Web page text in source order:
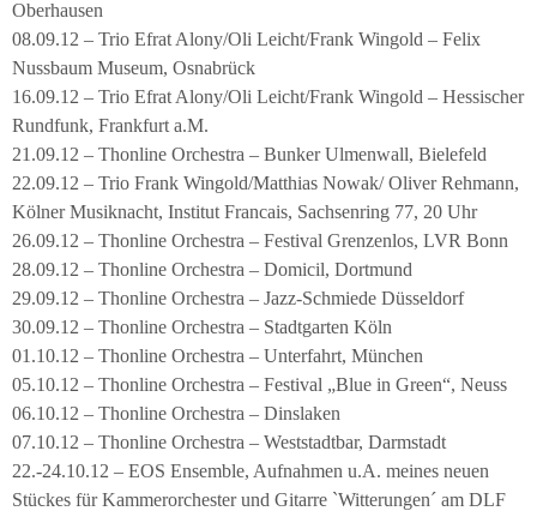
Oberhausen
08.09.12 – Trio Efrat Alony/Oli Leicht/Frank Wingold – Felix
Nussbaum Museum, Osnabrück
16.09.12 – Trio Efrat Alony/Oli Leicht/Frank Wingold – Hessischer
Rundfunk, Frankfurt a.M.
21.09.12 – Thonline Orchestra – Bunker Ulmenwall, Bielefeld
22.09.12 – Trio Frank Wingold/Matthias Nowak/ Oliver Rehmann,
Kölner Musiknacht, Institut Francais, Sachsenring 77, 20 Uhr
26.09.12 – Thonline Orchestra – Festival Grenzenlos, LVR Bonn
28.09.12 – Thonline Orchestra – Domicil, Dortmund
29.09.12 – Thonline Orchestra – Jazz-Schmiede Düsseldorf
30.09.12 – Thonline Orchestra – Stadtgarten Köln
01.10.12 – Thonline Orchestra – Unterfahrt, München
05.10.12 – Thonline Orchestra – Festival „Blue in Green“, Neuss
06.10.12 – Thonline Orchestra – Dinslaken
07.10.12 – Thonline Orchestra – Weststadtbar, Darmstadt
22.-24.10.12 – EOS Ensemble, Aufnahmen u.A. meines neuen
Stückes für Kammerorchester und Gitarre `Witterungen´ am DLF